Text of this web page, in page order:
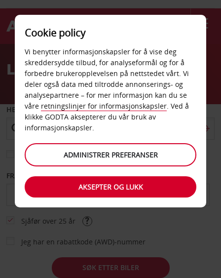
Welcome
AvisLeiebil Goondiwindi
HENT FRA
Velg et annet leveringssted
FRA DATO TIL DATO
Sjåfør over 25 år
Jeg har en rabattkode (AWD)-nummer
SØK ETTER BILER
Cookie policy
Vi benytter informasjonskapsler for å vise deg
skreddersydde tilbud, for analyseformål og for å
forbedre brukeropplevelsen på nettstedet vårt. Vi
deler også data med tiltrodde annonserings- og
analysepartnere – for mer informasjon kan du se
våre retningslinjer for informasjonskapsler. Ved å
klikke GODTA aksepterer du vår bruk av
informasjonskapsler.
ADMINISTRER PREFERANSER
AKSEPTER OG LUKK